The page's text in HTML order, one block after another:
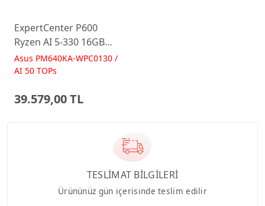
ExpertCenter P600
Ryzen AI 5-330 16GB
512GB 23.8 FreeDos
Beyaz AI-Powered AIO
Asus PM640KA-WPC0130 /
AI 50 TOPs
39.579,00 TL
TESLİMAT BİLGİLERİ
Ürününüz gün içerisinde teslim edilir